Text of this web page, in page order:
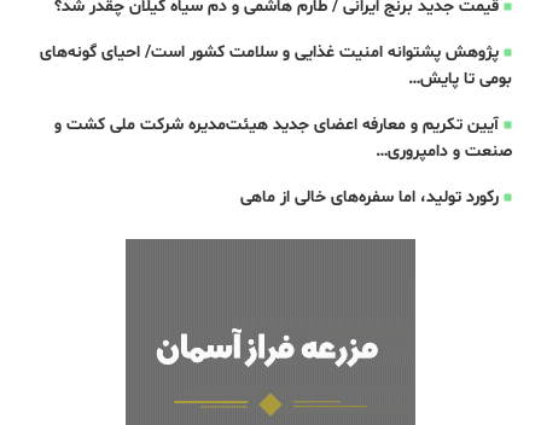
قیمت جدید برنج ایرانی / طارم هاشمی و دم سیاه گیلان چقدر شد؟
پژوهش پشتوانه امنیت غذایی و سلامت کشور است/ احیای گونه‌های
بومی تا پایش…
آیین تکریم و معارفه اعضای جدید هیئت‌مدیره شرکت ملی کشت و
صنعت و دامپروری…
رکورد تولید، اما سفره‌های خالی از ماهی